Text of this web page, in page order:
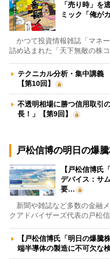
「売り時」
ミック「俺が
かつて投資情報雑誌「マネ
詰め込まれた「天下無敵の株
テクニカル分析・集中講義
【第10回】
不透明相場に勝つ信用取引
長！」【第9回】
戸松信博の明日の爆騰
【戸松信博氏
デバイス：サ
要…
新聞や雑誌など多数の金融
クアドバイザーズ代表の戸松
【戸松信博氏「明日の爆騰
端半導体の製造に不可欠な